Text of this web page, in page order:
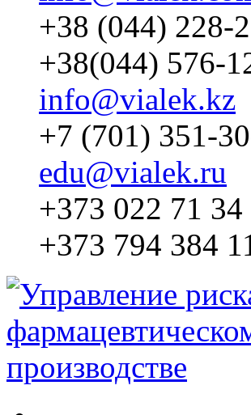
+38 (044) 228-
+38(044) 576-
info@vialek.kz
+7 (701) 351-
edu@vialek.ru
+373 022 71 34
+373 794 384